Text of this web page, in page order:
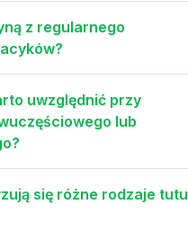
z regularnego
uwzględnić przy
lub
się różne rodzaje tutu